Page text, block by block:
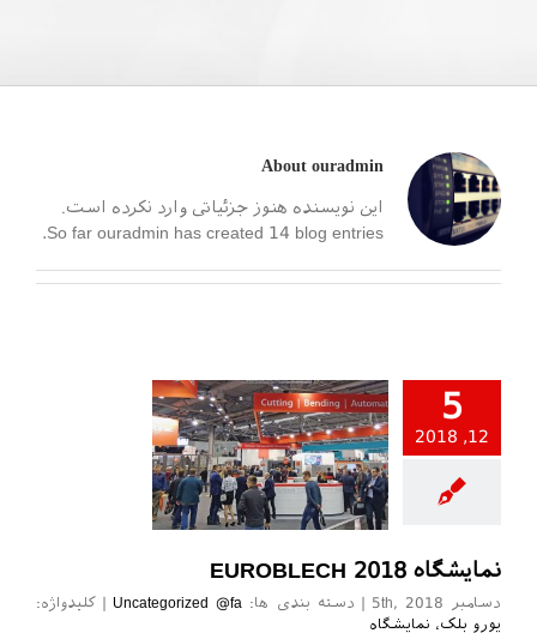
Aboutouradmin
این نویسنده هنوز جزئیاتی وارد نکرده است.
So far ouradmin has created 14 blog entries.
5
12, 2018
نمایشگاه EUROBLECH 2018
دسامبر 5th, 2018 | دسته بندی ها: Uncategorized @fa
| کلیدواژه:
یورو بلک، نمایشگاه